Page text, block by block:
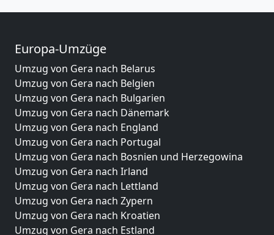
Europa-Umzüge
Umzug von Gera nach Belarus
Umzug von Gera nach Belgien
Umzug von Gera nach Bulgarien
Umzug von Gera nach Dänemark
Umzug von Gera nach England
Umzug von Gera nach Portugal
Umzug von Gera nach Bosnien und Herzegowina
Umzug von Gera nach Irland
Umzug von Gera nach Lettland
Umzug von Gera nach Zypern
Umzug von Gera nach Kroatien
Umzug von Gera nach Estland